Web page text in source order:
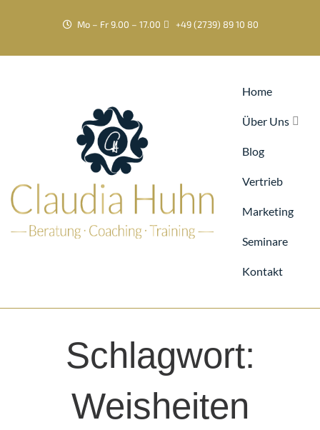
Mo – Fr 9.00 – 17.00 +49 (2739) 89 10 80
Home
Über Uns
Blog
Vertrieb
Marketing
Seminare
Kontakt
Schlagwort:
Weisheiten